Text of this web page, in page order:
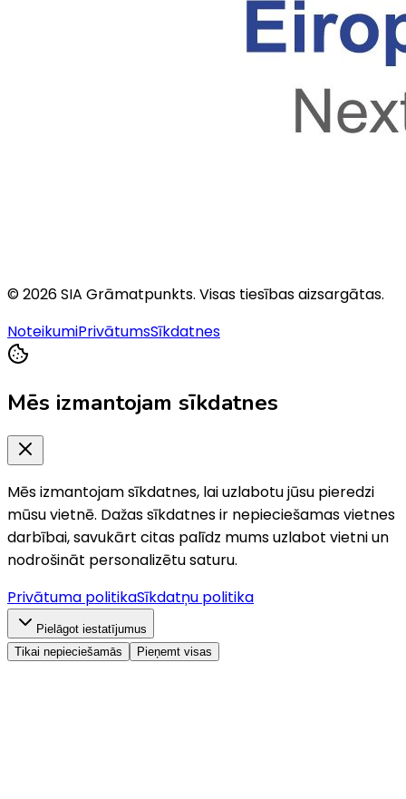
©2026SIA Grāmatpunkts. Visas tiesības aizsargātas.
NoteikumiPrivātumsSīkdatnes
Mēs izmantojam sīkdatnes
Mēs izmantojam sīkdatnes, lai uzlabotu jūsu pieredzi
mūsu vietnē. Dažas sīkdatnes ir nepieciešamas vietnes
darbībai, savukārt citas palīdz mums uzlabot vietni un
nodrošināt personalizētu saturu.
Privātuma politikaSīkdatņu politika
Pielāgot iestatījumus
Tikai nepieciešamās
Pieņemt visas